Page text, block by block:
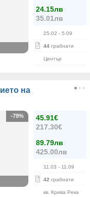
24.15лв
35.01лв
25.02 - 5.09
44 грабнати
Център
на
45.91€
217.30€
89.79лв
425.00лв
11.03 - 11.09
42 грабнати
кв. Крива Река
-79%